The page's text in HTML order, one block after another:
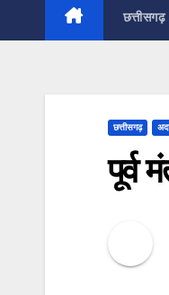
छत्तीसगढ़
छत्तीसगढ़
पूर्व